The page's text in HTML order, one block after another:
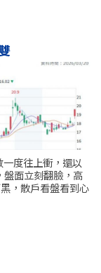
度往上衝，還以
面立刻翻臉，高
，散戶看盤看到心